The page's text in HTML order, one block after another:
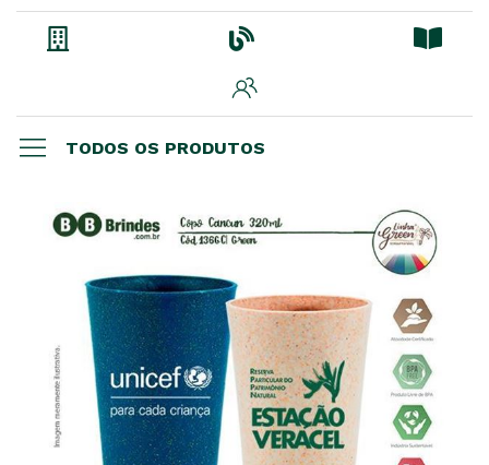
TODOS OS PRODUTOS